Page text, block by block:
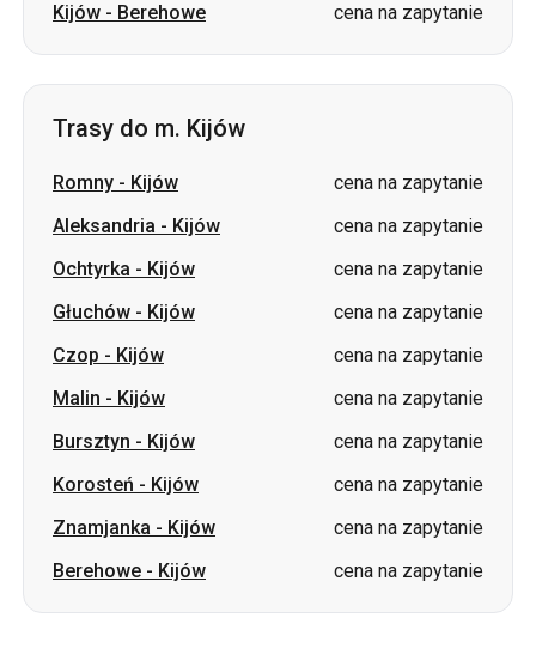
Kijów - Berehowe cena na zapytanie
Trasy do m. Kijów
Romny - Kijów
cena na zapytanie
Aleksandria - Kijów
cena na zapytanie
Ochtyrka - Kijów
cena na zapytanie
Głuchów - Kijów
cena na zapytanie
Czop - Kijów
cena na zapytanie
Malin - Kijów
cena na zapytanie
Bursztyn - Kijów
cena na zapytanie
Korosteń - Kijów
cena na zapytanie
Znamjanka - Kijów
cena na zapytanie
Berehowe - Kijów cena na zapytanie